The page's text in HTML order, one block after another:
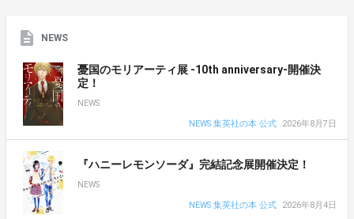
NEWS
憂国のモリアーティ展 -10th anniversary-開催決
定！
NEWS
NEWS 集英社の本 公式
2026年8月7日
『ハニーレモンソーダ』完結記念展開催決定！
NEWS
NEWS 集英社の本 公式
2026年8月4日